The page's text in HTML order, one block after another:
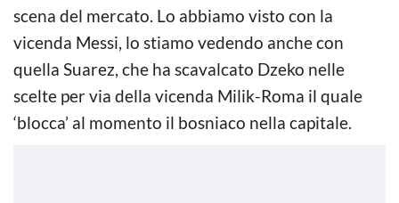
scena del mercato. Lo abbiamo visto con la
vicenda Messi, lo stiamo vedendo anche con
quella Suarez, che ha scavalcato Dzeko nelle
scelte per via della vicenda Milik-Roma il quale
‘blocca’ al momento il bosniaco nella capitale.